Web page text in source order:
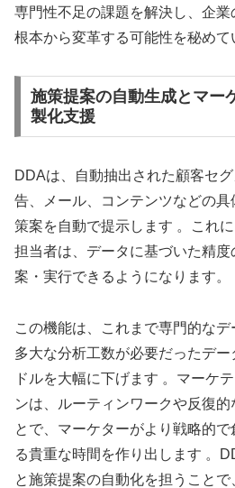
専門性不足の課題を解決し、企
根本から変革する可能性を秘めて
施策提案の自動生成とマー
製化支援
DDAは、自動抽出された顧客セ
告、メール、コンテンツなどの
策案を自動で提示します 。これ
担当者は、データに基づいた精
案・実行できるようになります。
この機能は、これまで専門的な
多大な分析工数が必要だったデ
ドルを大幅に下げます 。マーケ
ンは、ルーティンワークや反復
とで、マーケターがより戦略的
る貴重な時間を作り出します 。
と施策提案の自動化を担うこと